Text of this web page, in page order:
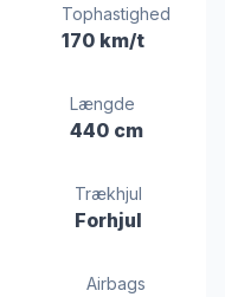
Tophastighed
170 km/t
Længde
440 cm
Trækhjul
Forhjul
Airbags